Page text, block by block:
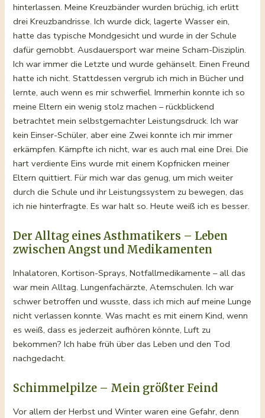
hinterlassen. Meine Kreuzbänder wurden brüchig, ich erlitt
drei Kreuzbandrisse. Ich wurde dick, lagerte Wasser ein,
hatte das typische Mondgesicht und wurde in der Schule
dafür gemobbt. Ausdauersport war meine Scham-Disziplin.
Ich war immer die Letzte und wurde gehänselt. Einen Freund
hatte ich nicht. Stattdessen vergrub ich mich in Bücher und
lernte, auch wenn es mir schwerfiel. Immerhin konnte ich so
meine Eltern ein wenig stolz machen – rückblickend
betrachtet mein selbstgemachter Leistungsdruck. Ich war
kein Einser-Schüler, aber eine Zwei konnte ich mir immer
erkämpfen. Kämpfte ich nicht, war es auch mal eine Drei. Die
hart verdiente Eins wurde mit einem Kopfnicken meiner
Eltern quittiert. Für mich war das genug, um mich weiter
durch die Schule und ihr Leistungssystem zu bewegen, das
ich nie hinterfragte. Es war halt so. Heute weiß ich es besser.
Der Alltag eines Asthmatikers – Leben
zwischen Angst und Medikamenten
Inhalatoren, Kortison-Sprays, Notfallmedikamente – all das
war mein Alltag. Lungenfachärzte, Atemschulen. Ich war
schwer betroffen und wusste, dass ich mich auf meine Lunge
nicht verlassen konnte. Was macht es mit einem Kind, wenn
es weiß, dass es jederzeit aufhören könnte, Luft zu
bekommen? Ich habe früh über das Leben und den Tod
nachgedacht.
Schimmelpilze – Mein größter Feind
Vor allem der Herbst und Winter waren eine Gefahr, denn